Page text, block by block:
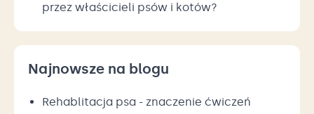
przez właścicieli psów i kotów?
Najnowsze na blogu
Rehablitacja psa - znaczenie ćwiczeń